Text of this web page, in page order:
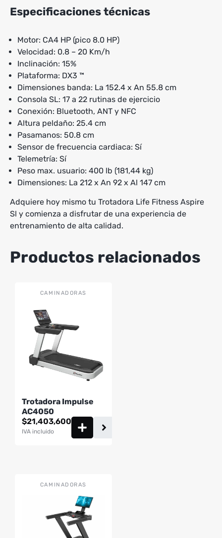
Especificaciones técnicas
Motor: CA4 HP (pico 8.0 HP)
Velocidad: 0.8 – 20 Km/h
Inclinación: 15%
Plataforma: DX3 ™
Dimensiones banda: La 152.4 x An 55.8 cm
Consola SL: 17 a 22 rutinas de ejercicio
Conexión: Bluetooth, ANT y NFC
Altura peldaño: 25.4 cm
Pasamanos: 50.8 cm
Sensor de frecuencia cardiaca: Sí
Telemetría: Sí
Peso max. usuario: 400 lb (181,44 kg)
Dimensiones: La 212 x An 92 x Al 147 cm
Adquiere hoy mismo tu Trotadora Life Fitness Aspire
Sl y comienza a disfrutar de una experiencia de
entrenamiento de alta calidad.
Productos relacionados
CAMINADORAS
Trotadora Impulse
AC4050
$21,403,600
IVA incluido
CAMINADORAS